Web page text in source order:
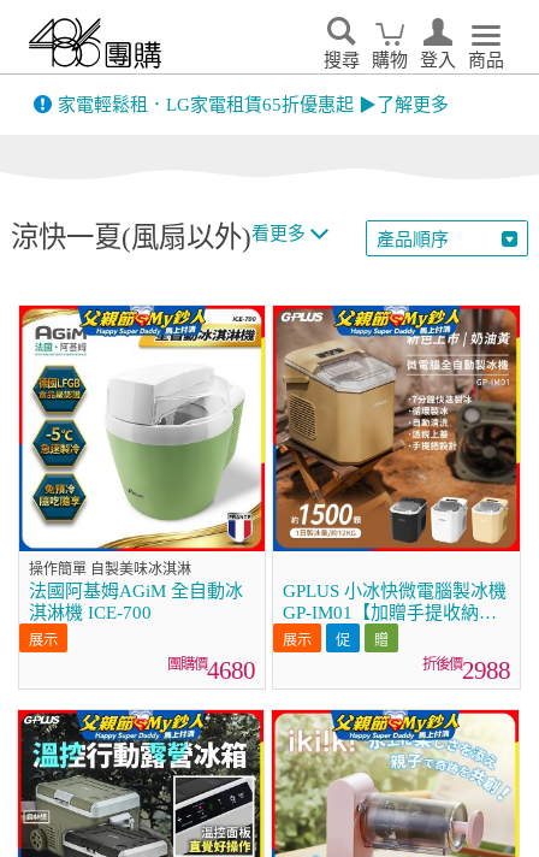
搜尋 購物 登入 商品
家電輕鬆租．LG家電租賃65折優惠起 ▶了解更多
涼快一夏(風扇以外)看更多 產品順序
操作簡單 自製美味冰淇淋
法國阿基姆AGiM 全自動冰
淇淋機 ICE-700
4680
GPLUS 小冰快微電腦製冰機
GP-IM01【加贈手提收納
袋】
2988